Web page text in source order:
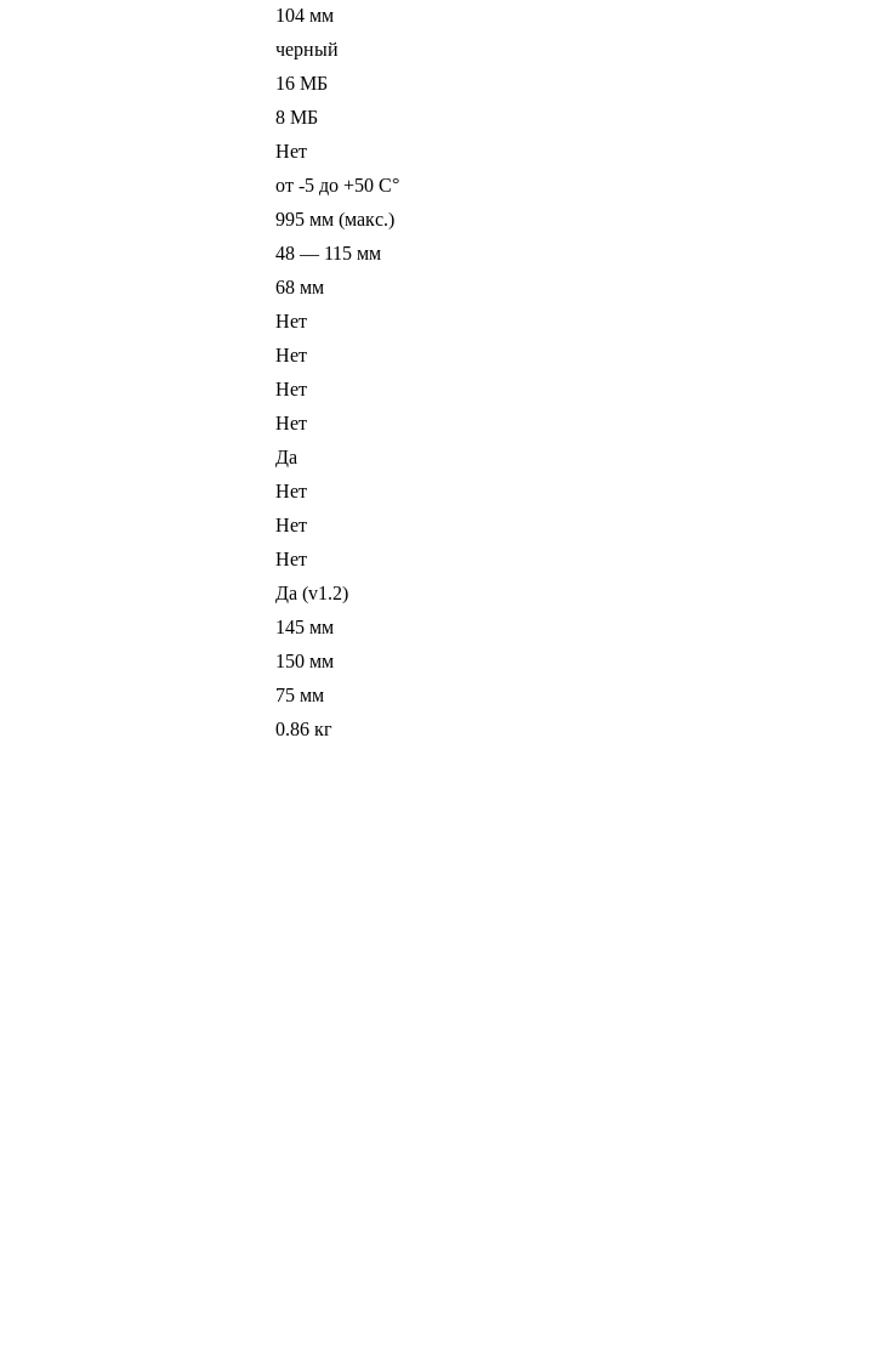
104 мм
черный
16 МБ
8 МБ
Нет
от -5 до +50 C°
995 мм (макс.)
48 — 115 мм
68 мм
Нет
Нет
Нет
Нет
Да
Нет
Нет
Нет
Да (v1.2)
145 мм
150 мм
75 мм
0.86 кг